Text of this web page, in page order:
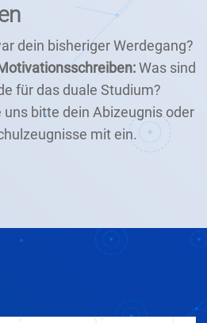
dein bisheriger Werdegang?
Was sind
für das duale Studium?
uns bitte dein Abizeugnis oder
mit ein.